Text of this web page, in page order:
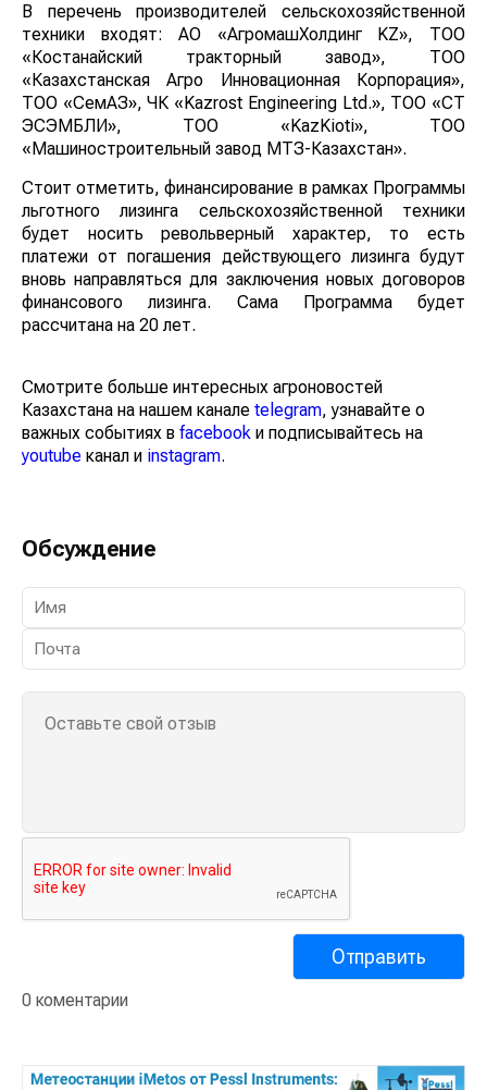
В перечень производителей сельскохозяйственной
техники входят: АО «АгромашХолдинг KZ», ТОО
«Костанайский тракторный завод», ТОО
«Казахстанская Агро Инновационная Корпорация»,
ТОО «СемАЗ», ЧК «Kazrost Engineering Ltd.», ТОО «СТ
ЭСЭМБЛИ», ТОО «KazKioti», ТОО
«Машиностроительный завод МТЗ-Казахстан».
Стоит отметить, финансирование в рамках Программы
льготного лизинга сельскохозяйственной техники
будет носить револьверный характер, то есть
платежи от погашения действующего лизинга будут
вновь направляться для заключения новых договоров
финансового лизинга. Сама Программа будет
рассчитана на 20 лет.
Смотрите больше интересных агроновостей
Казахстана на нашем канале telegram, узнавайте о
важных событиях в facebook и подписывайтесь на
youtube канал и instagram.
Обсуждение
0 коментарии